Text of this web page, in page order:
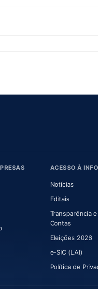
ACESSO À
Notícias
Editais
Transparência
Contas
Eleições 2026
e-SIC (LAI)
Política de